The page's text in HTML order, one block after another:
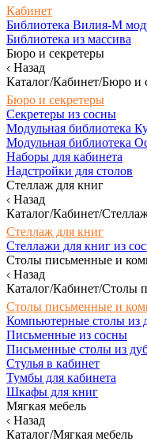
Кабинет
Библиотека Вилия-М
Библиотека из массива
Бюро и секретеры
Назад
Каталог/Кабинет/Бюро и
Бюро и секретеры
Секретеры из сосны
Модульная библиотека
Модульная библиотека
Наборы для кабинета
Надстройки для столов
Стеллаж для книг
Назад
Каталог/Кабинет/
Стеллаж для книг
Стеллажи для книг из
Столы письменные и
Назад
Каталог/Кабинет/Столы
Столы письменные и
Компьютерные столы из
Письменные из сосны
Письменные столы из
Стулья в кабинет
Тумбы для кабинета
Шкафы для книг
Мягкая мебель
Назад
Каталог/Мягкая мебель